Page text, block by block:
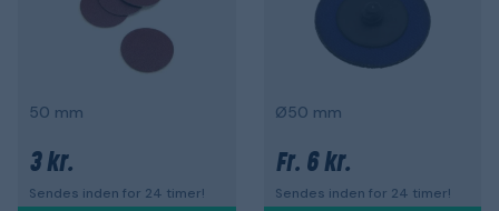
50 mm
3 kr.
Sendes inden for 24 timer!
Ø50 mm
Fr. 6 kr.
Sendes inden for 24 timer!